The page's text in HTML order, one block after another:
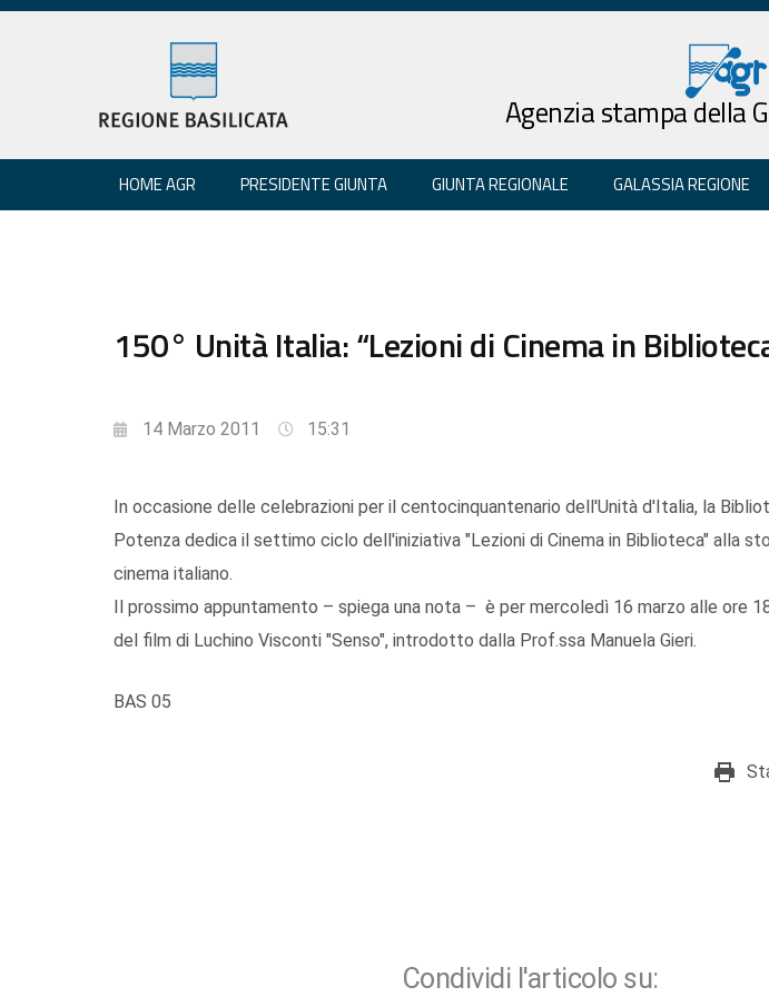
Agenzia stampa della
HOME AGR PRESIDENTE GIUNTA GIUNTA REGIONALE GALASSIA REGIONE
150° Unità Italia: “Lezioni di Cinema in
14 Marzo 2011 15:31
In occasione delle celebrazioni per il centocinquantenario dell'Unità d'Italia, la
Potenza dedica il settimo ciclo dell'iniziativa "Lezioni di Cinema in Biblioteca" alla
cinema italiano.
Il prossimo appuntamento – spiega una nota – è per mercoledì 16 marzo alle ore
del film di Luchino Visconti "Senso", introdotto dalla Prof.ssa Manuela Gieri.
BAS 05
Condividi l'articolo su: